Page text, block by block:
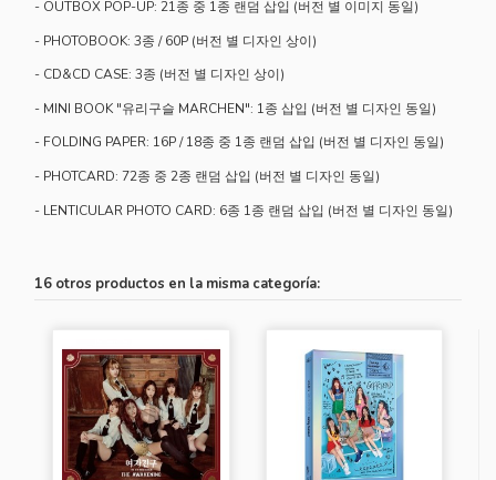
- OUTBOX POP-UP: 21종 중 1종 랜덤 삽입 (버전 별 이미지 동일)
- PHOTOBOOK: 3종 / 60P (버전 별 디자인 상이)
- CD&CD CASE: 3종 (버전 별 디자인 상이)
- MINI BOOK "유리구슬 MARCHEN": 1종 삽입 (버전 별 디자인 동일)
- FOLDING PAPER: 16P / 18종 중 1종 랜덤 삽입 (버전 별 디자인 동일)
- PHOTCARD: 72종 중 2종 랜덤 삽입 (버전 별 디자인 동일)
- LENTICULAR PHOTO CARD: 6종 1종 랜덤 삽입 (버전 별 디자인 동일)
16 otros productos en la misma categoría: